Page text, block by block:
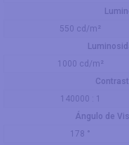
550 cd/m²
1000 cd/m²
140000 : 1
Ángulo de
178 °